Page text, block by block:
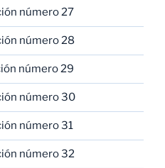
número 27
número 28
número 29
número 30
número 31
número 32